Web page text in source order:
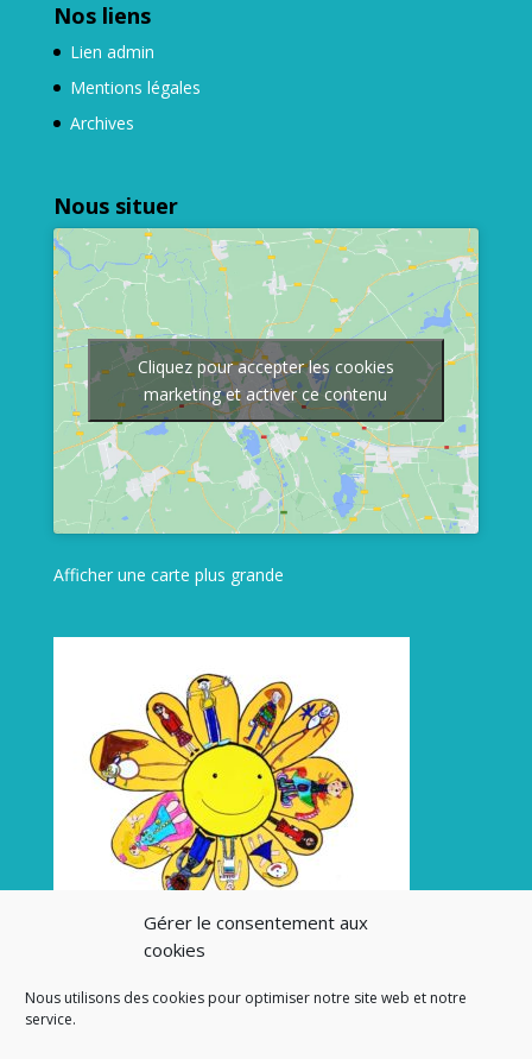
Gérer le consentement aux
cookies
Nous utilisons des cookies pour optimiser notre site web et notre
service.
Nos liens
Lien admin
Mentions légales
Archives
Nous situer
Cliquez pour accepter les cookies
marketing et activer ce contenu
Afficher une carte plus grande